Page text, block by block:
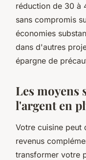
réduction de 30 à
sans compromis
économies
dans d'autres
épargne de
Les moyens
l'argent en
Votre cuisine peut
revenus
transformer votre